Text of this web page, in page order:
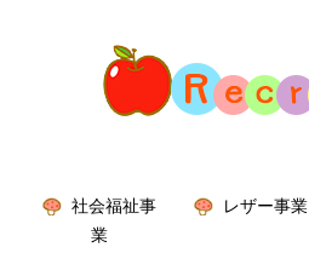
社会福祉事
業
レザー事業